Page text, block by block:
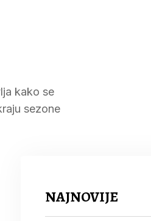
kako se
sezone
NAJNOVIJE